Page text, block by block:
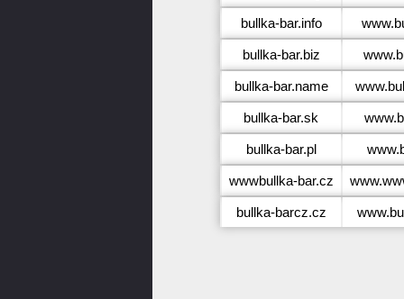
bullka-bar.info
bullka-bar.biz
bullka-bar.name
bullka-bar.sk
bullka-bar.pl
wwwbullka-bar.cz
bullka-barcz.cz